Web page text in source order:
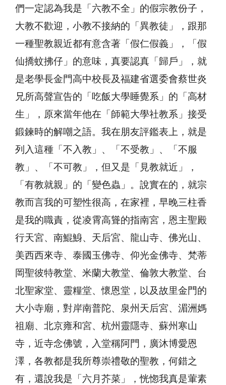
們一定認為我是「六教不全」的假宗教份子，
大教不歡迎，小教不接納的「異教徒」，跟那
一種聖教親近都有意含著「假仁假義」，「假
仙撟蚊拂仔」的意味，真要認真「歸戶」，就
是老學長金門高中校長及福建省選委會蔡世炎
兄所高聲宣告的「吃飯大學睡覺系」的「高材
生」，原來當年他在「師範大學社教系」接受
鍛鍊時的解嘲之語。我在朋友評鑑表上，就是
列入這種「不入教」、「不受教」、「不服
教」、「不可教」，但又是「見教就近」，
「有教就親」的「變色蟲」。說實在的，就宗
教而言我的可塑性很高，在家裡，早晚三柱香
是我的職責，從凌霄高聳的指南宮，恩主聖殿
行天宮、南鯤鯓、天后宮、龍山寺、佛光山、
美西西來寺、泰國玉佛寺、仰光金佛寺、梵蒂
岡聖彼特教堂、米蘭大教堂、倫敦大教堂、台
北聖家堂、靈糧堂、懷恩堂，以及故里金門的
大小寺廟，對岸南普陀、泉州天后宮、湄洲媽
祖廟、北京雍和宮、杭州靈隱寺、蘇州寒山
寺，近寺念佛號，入堂稱阿門，廣沐博愛恩
澤，各教都是我所尊崇禮敬的聖教，何錯之
有，還說我是「六月芥菜」，恍惚我真是葷素